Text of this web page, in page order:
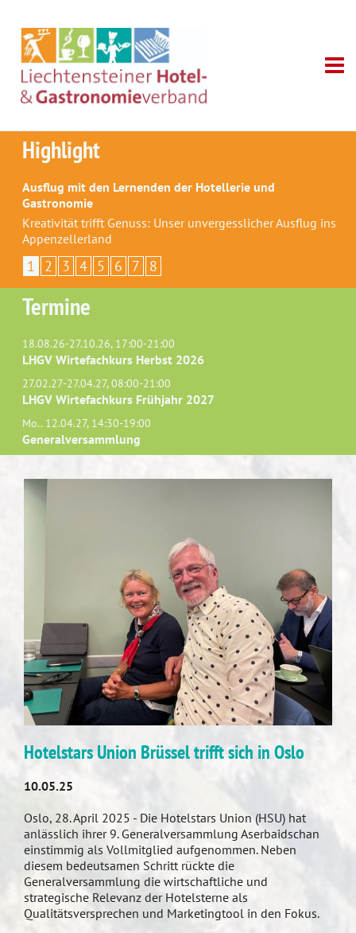
Highlight
Ausflug mit den Lernenden der Hotellerie und
Gastronomie
Kreativität trifft Genuss: Unser unvergesslicher Ausflug ins
Appenzellerland
1 2 3 4 5 6 7 8
Termine
18.08.26-27.10.26, 17:00-21:00
LHGV Wirtefachkurs Herbst 2026
27.02.27-27.04.27, 08:00-21:00
LHGV Wirtefachkurs Frühjahr 2027
Mo.. 12.04.27, 14:30-19:00
Generalversammlung
Hotelstars Union Brüssel trifft sich in Oslo
10.05.25
Oslo, 28. April 2025 - Die Hotelstars Union (HSU) hat
anlässlich ihrer 9. Generalversammlung Aserbaidschan
einstimmig als Vollmitglied aufgenommen. Neben
diesem bedeutsamen Schritt rückte die
Generalversammlung die wirtschaftliche und
strategische Relevanz der Hotelsterne als
Qualitätsversprechen und Marketingtool in den Fokus.